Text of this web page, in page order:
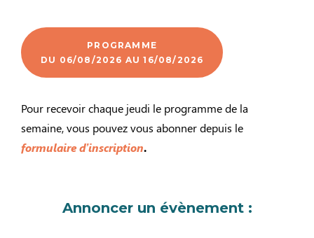
PROGRAMME
DU 06/08/2026 AU 16/08/2026
Pour recevoir chaque jeudi le programme de la
semaine, vous pouvez vous abonner depuis le
formulaire d’inscription.
Annoncer un évènement :